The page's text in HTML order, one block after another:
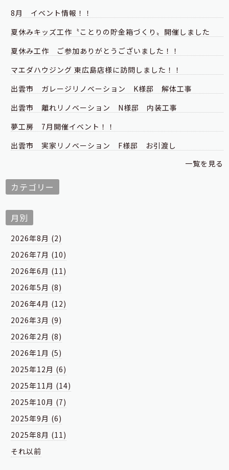
8月 イベント情報！！
夏休みキッズ工作〝ことりの貯金箱づくり〟開催しました
夏休み工作 ご参加ありがとうございました！！
マエダハウジング 東広島店様に訪問しました！！
出雲市 ガレージリノベーション K様邸 解体工事
出雲市 離れリノベーション N様邸 内装工事
夢工房 7月開催イベント！！
出雲市 実家リノベーション F様邸 お引渡し
一覧を見る
カテゴリー
月別
2026年8月 (2)
2026年7月 (10)
2026年6月 (11)
2026年5月 (8)
2026年4月 (12)
2026年3月 (9)
2026年2月 (8)
2026年1月 (5)
2025年12月 (6)
2025年11月 (14)
2025年10月 (7)
2025年9月 (6)
2025年8月 (11)
それ以前